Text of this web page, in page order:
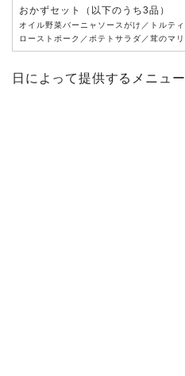
おかずセット（以下のうち3品）
オイル野菜バーニャソースがけ／トルテ
ローストポーク／ポテトサラダ／茸のマ
日によって提供するメニュ